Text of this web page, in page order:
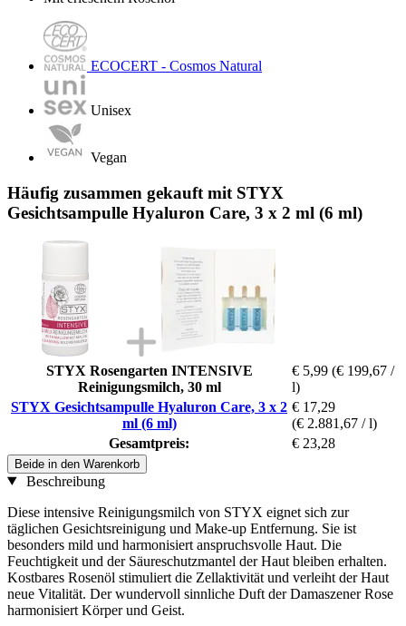
ECOCERT - Cosmos Natural
Unisex
Vegan
Häufig zusammen gekauft mit STYX
Gesichtsampulle Hyaluron Care, 3 x 2 ml (6 ml)
STYX Rosengarten INTENSIVE
Reinigungsmilch, 30 ml
€ 5,99 (€ 199,67 /
l)
STYX Gesichtsampulle Hyaluron Care, 3 x 2
ml (6 ml)
€ 17,29
(€ 2.881,67 / l)
Gesamtpreis:
€ 23,28
Beide in den Warenkorb
Beschreibung
Diese intensive Reinigungsmilch von STYX eignet sich zur
täglichen Gesichtsreinigung und Make-up Entfernung. Sie ist
besonders mild und harmonisiert anspruchsvolle Haut. Die
Feuchtigkeit und der Säureschutzmantel der Haut bleiben erhalten.
Kostbares Rosenöl stimuliert die Zellaktivität und verleiht der Haut
neue Vitalität. Der wundervoll sinnliche Duft der Damaszener Rose
harmonisiert Körper und Geist.